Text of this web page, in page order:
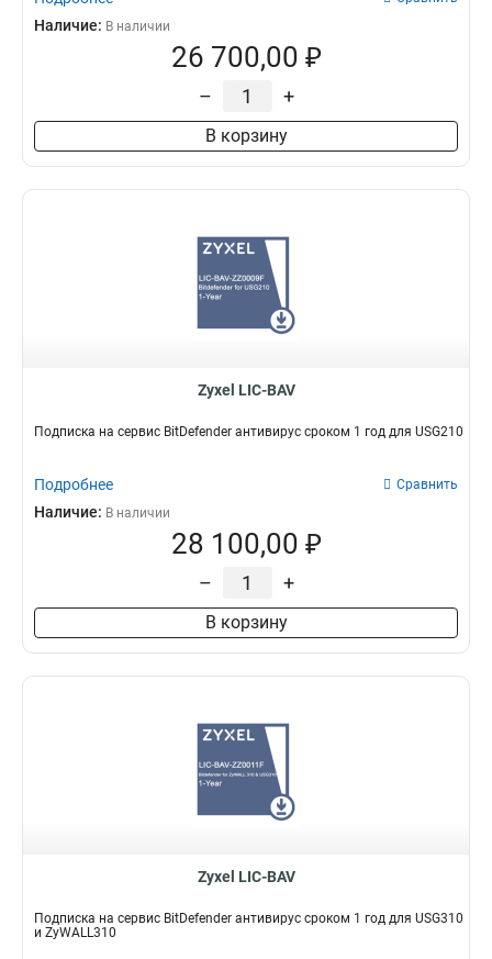
Наличие: В наличии
26 700,00 ₽
– +
В корзину
Zyxel LIC-BAV
Подписка на сервис BitDefender антивирус сроком 1 год для USG210
Подробнее Сравнить
Наличие: В наличии
28 100,00 ₽
– +
В корзину
Zyxel LIC-BAV
Подписка на сервис BitDefender антивирус сроком 1 год для USG310
и ZyWALL310